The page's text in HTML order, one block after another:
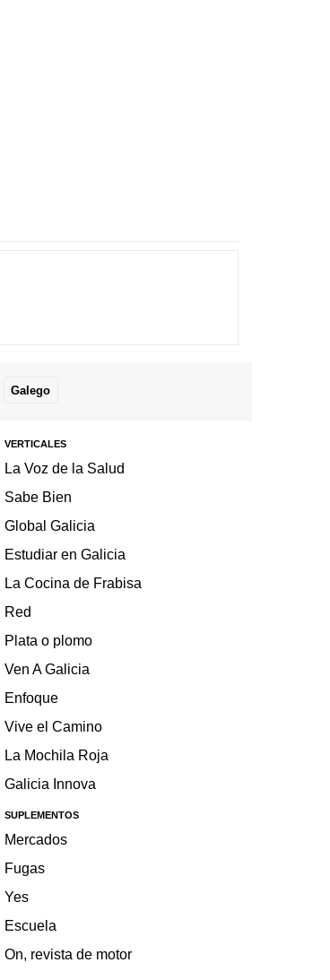
Galego
VERTICALES
La Voz de la Salud
Sabe Bien
Global Galicia
Estudiar en Galicia
La Cocina de Frabisa
Red
Plata o plomo
Ven A Galicia
Enfoque
Vive el Camino
La Mochila Roja
Galicia Innova
SUPLEMENTOS
Mercados
Fugas
Yes
Escuela
On, revista de motor